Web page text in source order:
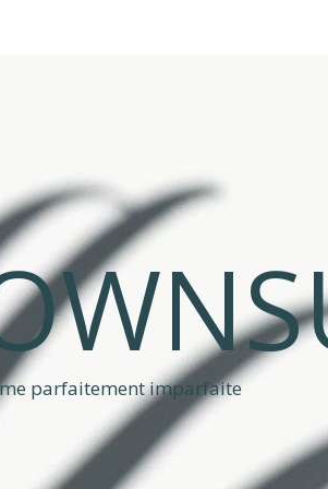
parfaitement imparfaite